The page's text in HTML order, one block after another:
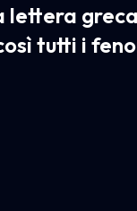
lettera
tutti i